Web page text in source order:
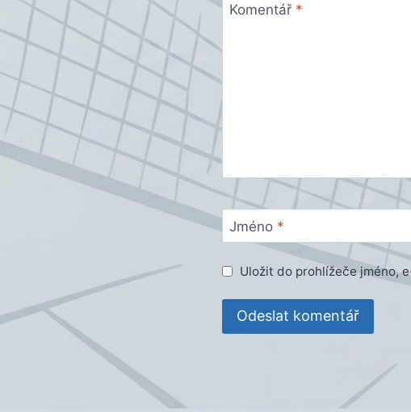
Komentář *
Jméno *
Uložit do prohlížeče jméno,